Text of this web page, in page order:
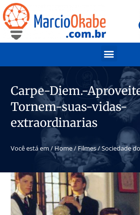
Carpe-Diem.-
Tornem-suas-vidas-
extraordinarias
Você está em / Home/ Filmes/Sociedade